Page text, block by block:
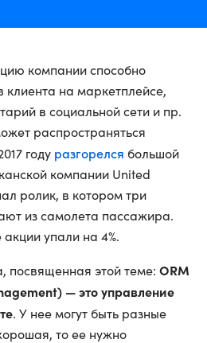
компании способно
клиента на маркетплейсе,
в социальной сети и пр.
распространяться
году разгорелся большой
компании United
ролик, в котором три
из самолета пассажира.
упали на 4%.
посвященная этой теме: ORM
— это управление
. У нее могут быть разные
то ее нужно